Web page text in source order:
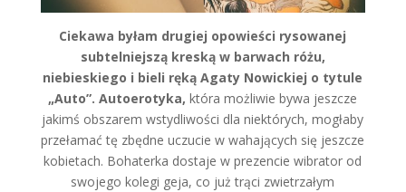
Ciekawa byłam drugiej opowieści rysowanej
subtelniejszą kreską w barwach różu,
niebieskiego i bieli ręką Agaty Nowickiej o tytule
„Auto”. Autoerotyka, która możliwie bywa jeszcze
jakimś obszarem wstydliwości dla niektórych, mogłaby
przełamać tę zbędne uczucie w wahających się jeszcze
kobietach. Bohaterka dostaje w prezencie wibrator od
swojego kolegi geja, co już trąci zwietrzałym